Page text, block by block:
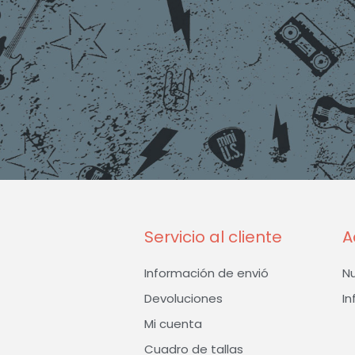
Servicio al cliente
Información de envió
Devoluciones
Mi cuenta
Cuadro de tallas